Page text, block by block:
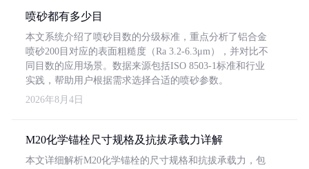
喷砂都有多少目
本文系统介绍了喷砂目数的分级标准，重点分析了铝合金
喷砂200目对应的表面粗糙度（Ra 3.2-6.3μm），并对比不
同目数的应用场景。数据来源包括ISO 8503-1标准和行业
实践，帮助用户根据需求选择合适的喷砂参数。
2026年8月4日
M20化学锚栓尺寸规格及抗拔承载力详解
本文详细解析M20化学锚栓的尺寸规格和抗拔承载力，包